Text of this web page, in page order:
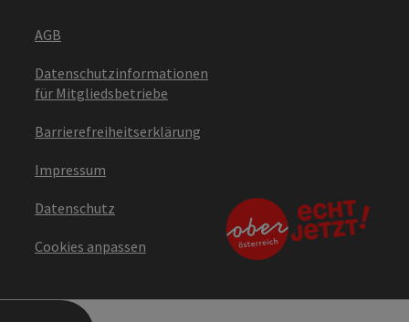
AGB
Datenschutzinformationen
für Mitgliedsbetriebe
Barrierefreiheitserklärung
Impressum
Datenschutz
Cookies anpassen